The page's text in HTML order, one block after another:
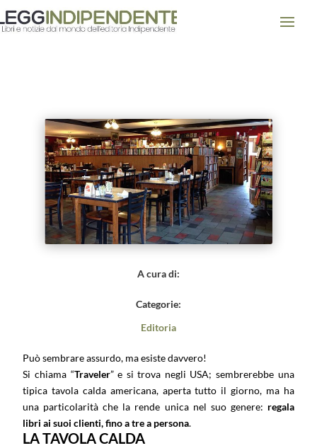
A cura di:
Categorie:
Editoria
Può sembrare assurdo, ma esiste davvero!
Si chiama “Traveler” e si trova negli USA; sembrerebbe una
tipica tavola calda americana, aperta tutto il giorno, ma ha
una particolarità che la rende unica nel suo genere: regala
libri ai suoi clienti, fino a tre a persona.
LA TAVOLA CALDA